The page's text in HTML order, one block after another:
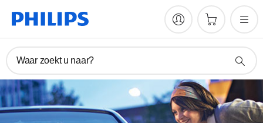
Waar zoekt u naar?